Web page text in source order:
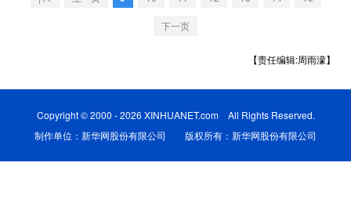
地方频道
北京 天津 河北 山西
辽宁 吉林 上海 江苏
下一页
【责任编辑:周雨濛】
Copyright © 2000 - 2026 XINHUANET.com All Rights Reserved.
制作单位：新华网股份有限公司 版权所有：新华网股份有限公司